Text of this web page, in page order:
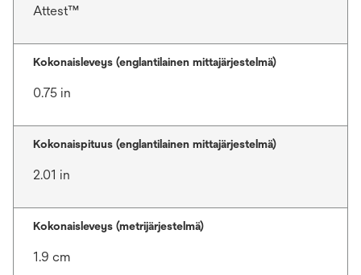
Attest™
Kokonaisleveys (englantilainen mittajärjestelmä)
0.75 in
Kokonaispituus (englantilainen mittajärjestelmä)
2.01 in
Kokonaisleveys (metrijärjestelmä)
1.9 cm